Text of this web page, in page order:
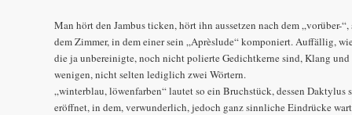
Man hört den Jambus ticken, hört ihn aussetzen nach dem „vorüber-
dem Zimmer, in dem einer sein „Aprèslude“ komponiert. Auffällig,
die ja unbereinigte, noch nicht polierte Gedichtkerne sind, Klang
wenigen, nicht selten lediglich zwei Wörtern.
„winterblau, löwenfarben“ lautet so ein Bruchstück, dessen Daktylus
eröffnet, in dem, verwunderlich, jedoch ganz sinnliche Eindrücke